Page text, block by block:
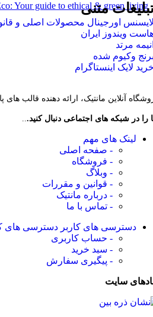
Your guide to ethical & green living
متنی
اورجینال محصولات اصلی و
ویندوز ایران
مرتد
وکیوم شده
لایک اینستاگرام
آنلاین مانتیک، ارائه دهنده قالب
را در شبکه های اجتماعی دنبال کنید...
لینک های مهم
- صفحه اصلی
- فروشگاه
- وبلاگ
- قوانین و مقررات
- درباره مانتیک
- تماس با ما
دسترسی های کاربر دسترسی های
- حساب کاربری
- سبد خرید
- پیگیری سفارش
سایت